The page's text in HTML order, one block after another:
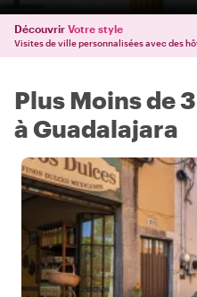
Découvrir Votre style
Visites de ville personnalisées avec des
Plus Moins de
à Guadalajara